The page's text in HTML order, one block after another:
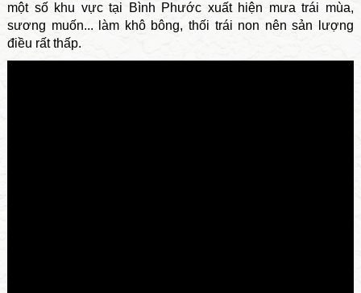
một số khu vực tại Bình Phước xuất hiện mưa trái mùa,
sương muốn... làm khô bông, thối trái non nên sản lượng
điều rất thấp.